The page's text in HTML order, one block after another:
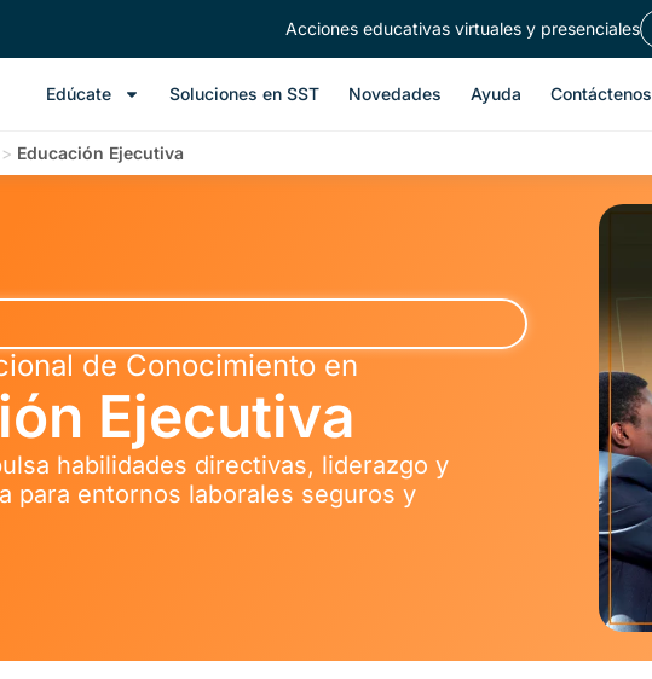
Acciones educativas virtuales y presenciales
Edúcate Soluciones en SST Novedades Ayuda Contáctenos
> Educación Ejecutiva
de Conocimiento en
Ejecutiva
habilidades directivas, liderazgo y
para entornos laborales seguros y